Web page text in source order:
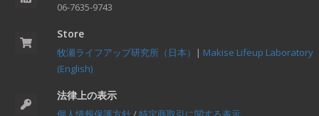
06-7635-9743
Store
牧瀬ライフアップ研究所（日本） | Makise Lifeup Laboratory
(English)
法律上の表示